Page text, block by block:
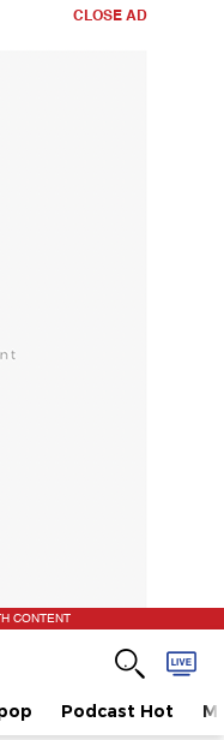
CLOSE AD
CONTENT
Podcast Hot